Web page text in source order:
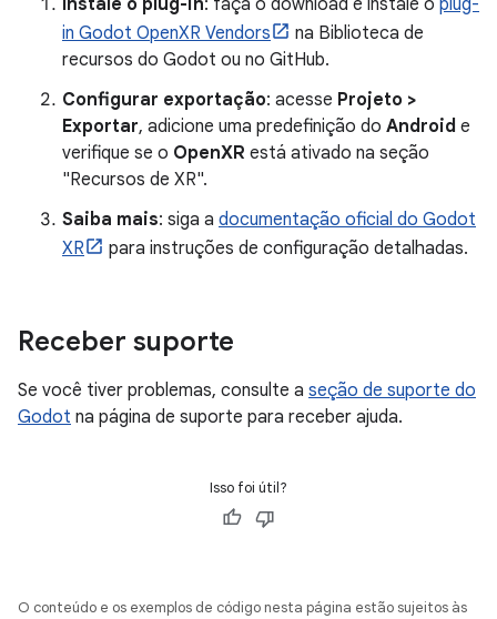
Instale o plug-in: faça o download e instale o plug-
in Godot OpenXR Vendors
na Biblioteca de
recursos do Godot ou no GitHub.
Configurar exportação: acesse Projeto >
Exportar, adicione uma predefinição do Android e
verifique se o OpenXR está ativado na seção
"Recursos de XR".
Saiba mais: siga a documentação oficial do Godot
XR
para instruções de configuração detalhadas.
Receber suporte
Se você tiver problemas, consulte a seção de suporte do
Godot na página de suporte para receber ajuda.
Isso foi útil?
O conteúdo e os exemplos de código nesta página estão sujeitos às